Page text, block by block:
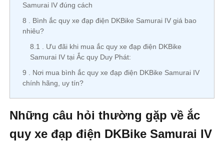
Samurai IV đúng cách
8
Bình ắc quy xe đạp điện DKBike Samurai IV giá bao
nhiêu?
8.1
Ưu đãi khi mua ắc quy xe đạp điện DKBike
Samurai IV tại Ắc quy Duy Phát:
9
Nơi mua bình ắc quy xe đạp điện DKBike Samurai IV
chính hãng, uy tín?
Những câu hỏi thường gặp về ắc
quy xe đạp điện DKBike Samurai IV